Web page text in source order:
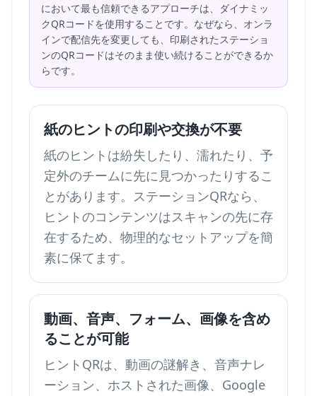
において最も信頼できるアプローチは、ダイナミッ
クQRコードを使用することです。なぜなら、オンラ
インで配信先を変更しても、印刷されたステーショ
ンのQRコードはそのまま使い続けることができるか
らです。
紙のヒントの印刷や交換が不要
紙のヒントは紛失したり、濡れたり、予
定外のチームに先に見つかったりするこ
とがあります。ステーションQRなら、
ヒントのコンテンツはスキャンの先に存
在するため、物理的なセットアップを簡
素に保てます。
動画、音声、フォーム、画像を含め
ることが可能
ヒントQRは、動画の謎解き、音声ナレ
ーション、ホストされた画像、Google